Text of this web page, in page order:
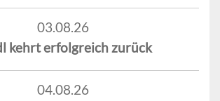
03.08.26
kehrt erfolgreich zurück
04.08.26